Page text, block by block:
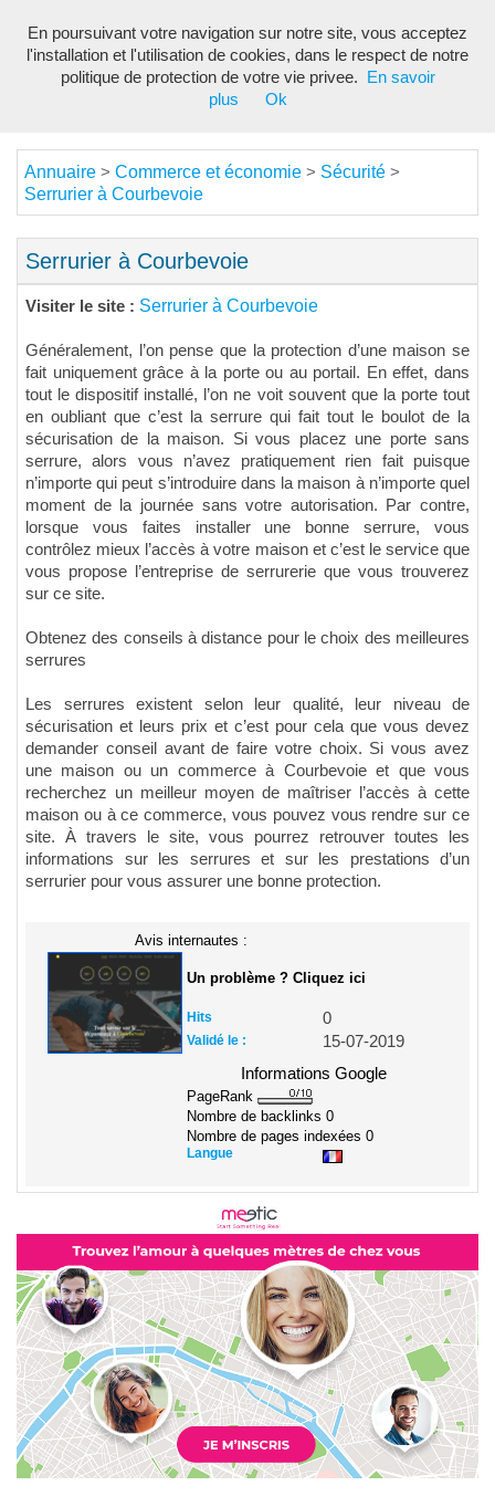
Annuaire > Commerce et économie > Sécurité >
Serrurier à Courbevoie
Serrurier à Courbevoie
Visiter le site : Serrurier à Courbevoie
Généralement, l’on pense que la protection d’une maison se
fait uniquement grâce à la porte ou au portail. En effet, dans
tout le dispositif installé, l’on ne voit souvent que la porte tout
en oubliant que c’est la serrure qui fait tout le boulot de la
sécurisation de la maison. Si vous placez une porte sans
serrure, alors vous n’avez pratiquement rien fait puisque
n’importe qui peut s’introduire dans la maison à n’importe quel
moment de la journée sans votre autorisation. Par contre,
lorsque vous faites installer une bonne serrure, vous
contrôlez mieux l’accès à votre maison et c’est le service que
vous propose l’entreprise de serrurerie que vous trouverez
sur ce site.
Obtenez des conseils à distance pour le choix des meilleures
serrures
Les serrures existent selon leur qualité, leur niveau de
sécurisation et leurs prix et c’est pour cela que vous devez
demander conseil avant de faire votre choix. Si vous avez
une maison ou un commerce à Courbevoie et que vous
recherchez un meilleur moyen de maîtriser l’accès à cette
maison ou à ce commerce, vous pouvez vous rendre sur ce
site. À travers le site, vous pourrez retrouver toutes les
informations sur les serrures et sur les prestations d’un
serrurier pour vous assurer une bonne protection.
Avis internautes :
Un problème ? Cliquez ici
Hits 0
Validé le :
15-07-2019
Informations Google
PageRank
Nombre de backlinks 0
Nombre de pages indexées 0
Langue
En poursuivant votre navigation sur notre site, vous acceptez
l'installation et l'utilisation de cookies, dans le respect de notre
politique de protection de votre vie privee.
En savoir
plus
Ok